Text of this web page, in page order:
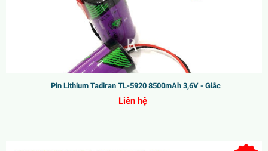
Pin Lithium Tadiran TL-5920 8500mAh 3,6V - Giắc
Liên hệ